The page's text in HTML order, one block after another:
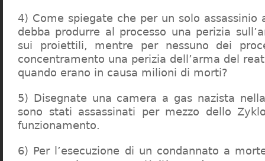
4) Come spiegate che per un solo assassinio
debba produrre al processo una perizia
sui proiettili, mentre per nessuno dei
concentramento una perizia dell’arma del
quando erano in causa milioni di morti?
5) Disegnate una camera a gas nazista
sono stati assassinati per mezzo dello
funzionamento.
6) Per l’esecuzione di un condannato a